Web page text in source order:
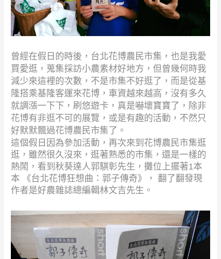
曾經在假日的時後，台北花博農民市集，也是我愛
買愛逛，蒐集採訪小農素材好地方，但曾幾何時我
減少來這裡的次數，不是市集不好逛了，而是從基
隆搭乘基隆客運來花博，車資越來越高，沒有多久
就調漲一下下，刷悠遊卡，真是嚇壞寶寶了，除非
花博有非逛不可的展覽，或是有趣的活動，不然只
好默默飄過花博農民市集了。
這個假日因為參加活動，再次來到花博農民市集逛
逛，雖然很久沒來，逛著熟悉的市集，還是一樣的
熱鬧，看到秋葵達人郭騏彰先生，攤位上擺著1本
本 《台北花博狂想曲：郭子傳奇》， 翻了翻發現
作者是好農雜誌總編輯林文吉先生。